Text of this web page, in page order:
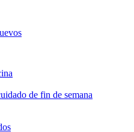
de fin de semana